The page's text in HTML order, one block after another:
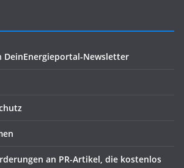
DeinEnergieportal-Newsletter
an PR-Artikel, die kostenlos